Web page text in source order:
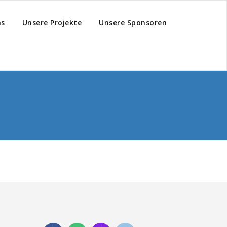
Unsere Projekte Unsere Sponsoren